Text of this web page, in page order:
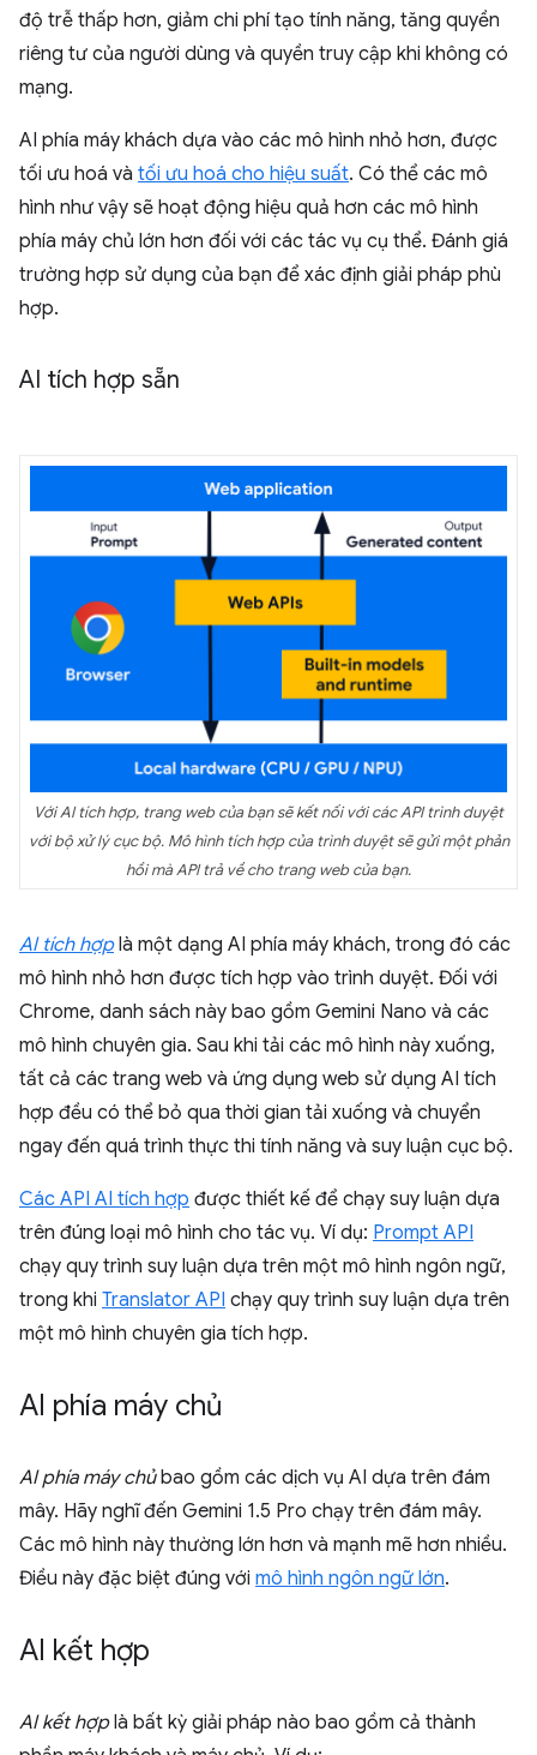
độ trễ thấp hơn, giảm chi phí tạo tính năng, tăng quyền
riêng tư của người dùng và quyền truy cập khi không có
mạng.
AI phía máy khách dựa vào các mô hình nhỏ hơn, được
tối ưu hoá và tối ưu hoá cho hiệu suất. Có thể các mô
hình như vậy sẽ hoạt động hiệu quả hơn các mô hình
phía máy chủ lớn hơn đối với các tác vụ cụ thể. Đánh giá
trường hợp sử dụng của bạn để xác định giải pháp phù
hợp.
AI tích hợp sẵn
Với AI tích hợp, trang web của bạn sẽ kết nối với các API trình duyệt
với bộ xử lý cục bộ. Mô hình tích hợp của trình duyệt sẽ gửi một phản
hồi mà API trả về cho trang web của bạn.
AI tích hợplà một dạng AI phía máy khách, trong đó các
mô hình nhỏ hơn được tích hợp vào trình duyệt. Đối với
Chrome, danh sách này bao gồm Gemini Nano và các
mô hình chuyên gia. Sau khi tải các mô hình này xuống,
tất cả các trang web và ứng dụng web sử dụng AI tích
hợp đều có thể bỏ qua thời gian tải xuống và chuyển
ngay đến quá trình thực thi tính năng và suy luận cục bộ.
Các API AI tích hợp được thiết kế để chạy suy luận dựa
trên đúng loại mô hình cho tác vụ. Ví dụ: Prompt API
chạy quy trình suy luận dựa trên một mô hình ngôn ngữ,
trong khi Translator API chạy quy trình suy luận dựa trên
một mô hình chuyên gia tích hợp.
AI phía máy chủ
AI phía máy chủbao gồm các dịch vụ AI dựa trên đám
mây. Hãy nghĩ đến Gemini 1.5 Pro chạy trên đám mây.
Các mô hình này thường lớn hơn và mạnh mẽ hơn nhiều.
Điều này đặc biệt đúng với mô hình ngôn ngữ lớn.
AI kết hợp
AI kết hợplà bất kỳ giải pháp nào bao gồm cả thành